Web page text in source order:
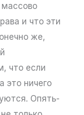
и что эти
же,
что если
это ничего
Опять-